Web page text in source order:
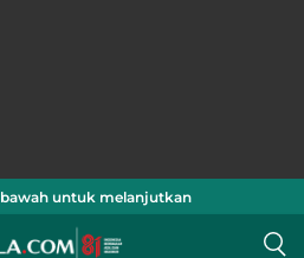
untuk melanjutkan